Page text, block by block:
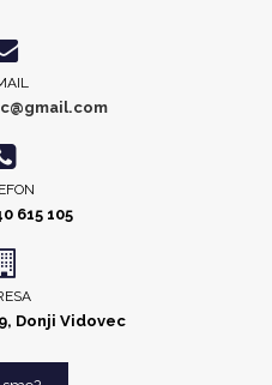
615 105
Donji Vidovec